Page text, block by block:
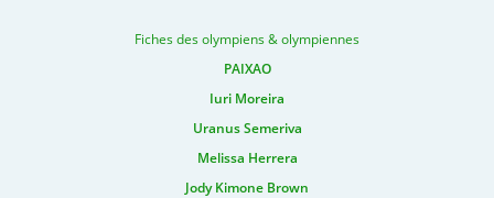
Fiches des olympiens & olympiennes
PAIXAO
Iuri Moreira
Uranus Semeriva
Melissa Herrera
Jody Kimone Brown